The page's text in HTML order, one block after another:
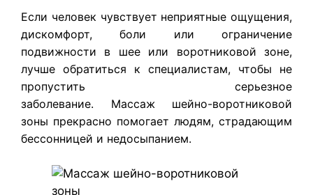
Если человек чувствует неприятные ощущения,
дискомфорт, боли или ограничение
подвижности в шее или воротниковой зоне,
лучше обратиться к специалистам, чтобы не
пропустить серьезное
заболевание. Массаж шейно-воротниковой
зоны прекрасно помогает людям, страдающим
бессонницей и недосыпанием.